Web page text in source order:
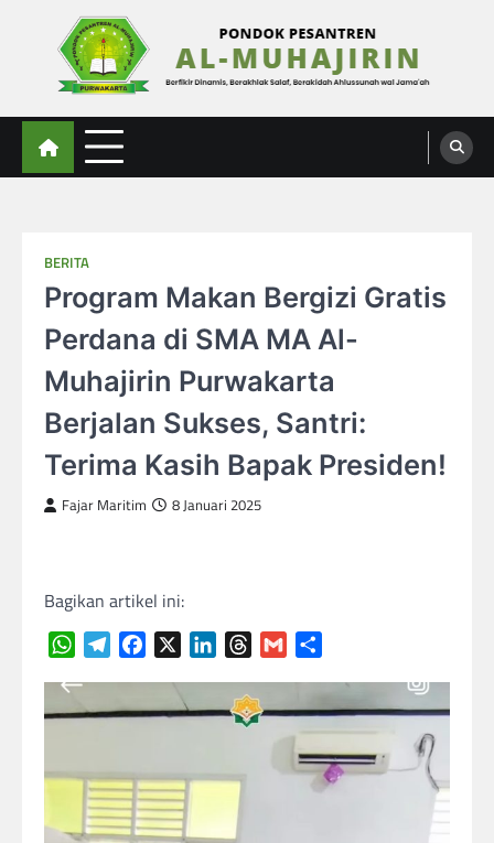
Al-Muhajirin
Berpikir Dinamis – Berakhlak Salaf – Berakidah Ahlussunah wal Jamaah
BERITA
Program Makan Bergizi Gratis
Perdana di SMA MA Al-
Muhajirin Purwakarta
Berjalan Sukses, Santri:
Terima Kasih Bapak Presiden!
Fajar Maritim 8 Januari 2025
Bagikan artikel ini:
WhatsAppTelegramFacebook LinkedInThreads
Gmail